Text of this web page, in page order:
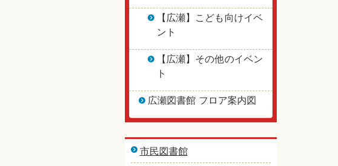
【広瀬】こども向けイベ
ント
【広瀬】その他のイベン
ト
広瀬図書館 フロア案内図
市民図書館